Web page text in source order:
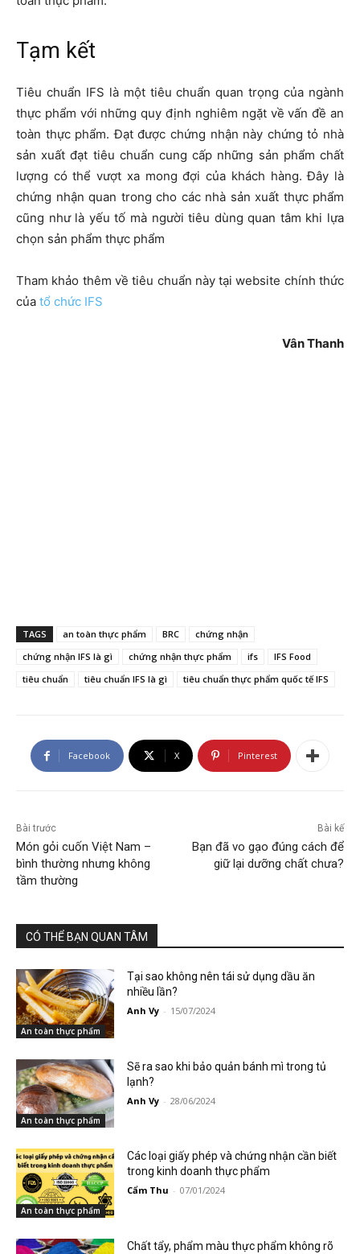
Tạm kết
Tiêu chuẩn IFS là một tiêu chuẩn quan trọng của ngành
thực phẩm với những quy định nghiêm ngặt về vấn đề an
toàn thực phẩm. Đạt được chứng nhận này chứng tỏ nhà
sản xuất đạt tiêu chuẩn cung cấp những sản phẩm chất
lượng có thể vượt xa mong đợi của khách hàng. Đây là
chứng nhận quan trong cho các nhà sản xuất thực phẩm
cũng như là yếu tố mà người tiêu dùng quan tâm khi lựa
chọn sản phẩm thực phẩm
Tham khảo thêm về tiêu chuẩn này tại website chính thức
của tổ chức IFS
Vân Thanh
TAGS an toàn thực phẩm BRC
chứng nhận
chứng nhận IFS là gì
chứng nhận thực phẩm ifs
IFS Food
tiêu chuẩn
tiêu chuẩn IFS là gì tiêu chuẩn thực phẩm quốc tế IFS
Facebook X Pinterest
Bài trước
Món gỏi cuốn Việt Nam –
bình thường nhưng không
tầm thường
Bài kế
Bạn đã vo gạo đúng cách để
giữ lại dưỡng chất chưa?
CÓ THỂ BẠN QUAN TÂM
An toàn thực phẩm
Tại sao không nên tái sử dụng dầu ăn
nhiều lần?
Anh Vy - 15/07/2024
An toàn thực phẩm
Sẽ ra sao khi bảo quản bánh mì trong tủ
lạnh?
Anh Vy - 28/06/2024
An toàn thực phẩm
Các loại giấy phép và chứng nhận cần biết
trong kinh doanh thực phẩm
Cẩm Thu - 07/01/2024
Chất tẩy, phẩm màu thực phẩm không rõ